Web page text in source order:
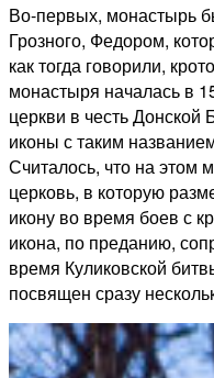
Во-первых, монастырь
Грозного, Федором,
как тогда говорили,
монастыря началась в
церкви в честь Донской
иконы с таким
Считалось, что на этом
церковь, в которую
икону во время боев с
икона, по преданию,
время Куликовской
посвящен сразу